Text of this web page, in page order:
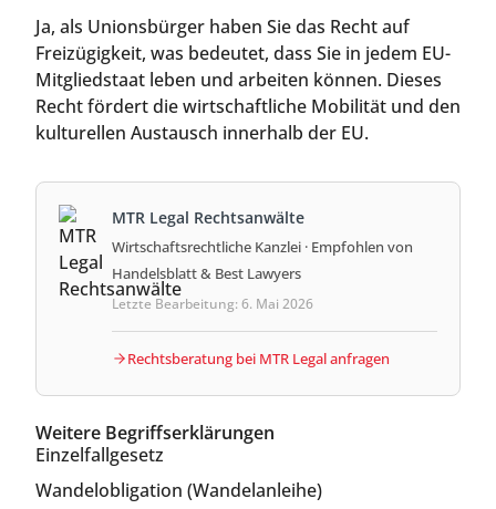
Ja, als Unionsbürger haben Sie das Recht auf
Freizügigkeit, was bedeutet, dass Sie in jedem EU-
Mitgliedstaat leben und arbeiten können. Dieses
Recht fördert die wirtschaftliche Mobilität und den
kulturellen Austausch innerhalb der EU.
MTR Legal Rechtsanwälte
Wirtschaftsrechtliche Kanzlei · Empfohlen von
Handelsblatt & Best Lawyers
Letzte Bearbeitung: 6. Mai 2026
Rechtsberatung bei MTR Legal anfragen
Weitere Begriffserklärungen
Einzelfallgesetz
Wandelobligation (Wandelanleihe)